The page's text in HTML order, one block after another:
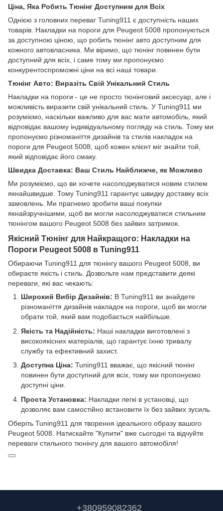
Ціна, Яка Робить Тюнінг Доступним для Всіх
Однією з головних переваг Tuning911 є доступність наших
товарів. Накладки на пороги для Peugeot 5008 пропонуються
за доступною ціною, що робить тюнінг авто доступним для
кожного автовласника. Ми віримо, що тюнінг повинен бути
доступний для всіх, і саме тому ми пропонуємо
конкурентоспроможні ціни на всі наші товари.
Тюнінг Авто: Виразіть Свій Унікальний Стиль
Накладки на пороги - це не просто тюнінговий аксесуар, але і
можливість виразити свій унікальний стиль. У Tuning911 ми
розуміємо, наскільки важливо для вас мати автомобіль, який
відповідає вашому індивідуальному погляду на стиль. Тому ми
пропонуємо різноманіття дизайнів та стилів накладок на
пороги для Peugeot 5008, щоб кожен клієнт міг знайти той,
який відповідає його смаку.
Швидка Доставка: Ваш Стиль Найближче, як Можливо
Ми розуміємо, що ви хочете насолоджуватися новим стилем
якнайшвидше. Тому Tuning911 гарантує швидку доставку всіх
замовлень. Ми прагнемо зробити ваші покупки
якнайзручнішими, щоб ви могли насолоджуватися стильним
тюнінгом вашого Peugeot 5008 без зайвих затримок.
Якісний Тюнінг для Найкращого: Накладки на
Пороги Peugeot 5008 в Tuning911
Обираючи Tuning911 для тюнінгу вашого Peugeot 5008, ви
обираєте якість і стиль. Дозвольте нам представити деякі
переваги, які вас чекають:
Широкий Вибір Дизайнів: В Tuning911 ви знайдете
різноманіття дизайнів накладок на пороги, щоб ви могли
обрати той, який вам подобається найбільше.
Якість та Надійність: Наші накладки виготовлені з
високоякісних матеріалів, що гарантує їхню тривалу
службу та ефективний захист.
Доступна Ціна: Tuning911 вважає, що якісний тюнінг
повинен бути доступний для всіх, тому ми пропонуємо
доступні ціни.
Проста Установка: Накладки легкі в установці, що
дозволяє вам самостійно встановити їх без зайвих зусиль.
Оберіть Tuning911 для творення ідеального образу вашого
Peugeot 5008. Натискайте "Купити" вже сьогодні та відчуйте
переваги стильного тюнінгу для вашого автомобіля!
+380959082362